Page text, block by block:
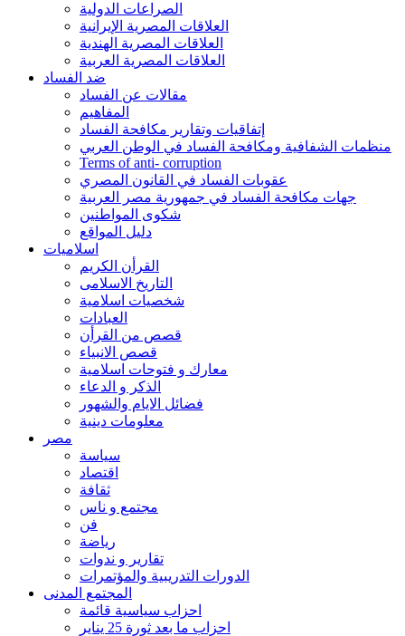
الصراعات الدولية
العلاقات المصرية الإيرانية
العلاقات المصرية الهندية
العلاقات المصرية العربية
ضد الفساد
مقالات عن الفساد
المفاهيم
إتفاقيات وتقارير مكافحة الفساد
منظمات الشفافية ومكافحة الفساد في الوطن العربي
Terms of anti- corruption
عقوبات الفساد في القانون المصري
جهات مكافحة الفساد في جمهورية مصر العربية
شكوى المواطنين
دليل المواقع
اسلاميات
القرأن الكريم
التاريخ الاسلامى
شخصيات اسلامية
العبادات
قصص من القرأن
قصص الانبياء
معارك و فتوحات اسلامية
الذكر و الدعاء
فضائل الايام والشهور
معلومات دينية
مصر
سياسة
اقتصاد
ثقافة
مجتمع و ناس
فن
رياضة
تقارير و ندوات
الدورات التدريبية والمؤتمرات
المجتمع المدنى
احزاب سياسية قائمة
احزاب ما بعد ثورة 25 يناير